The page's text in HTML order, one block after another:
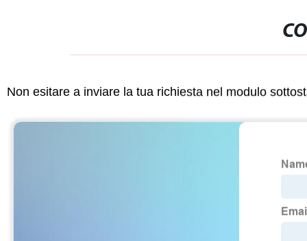
Non esitare a inviare la tua richiesta nel modulo